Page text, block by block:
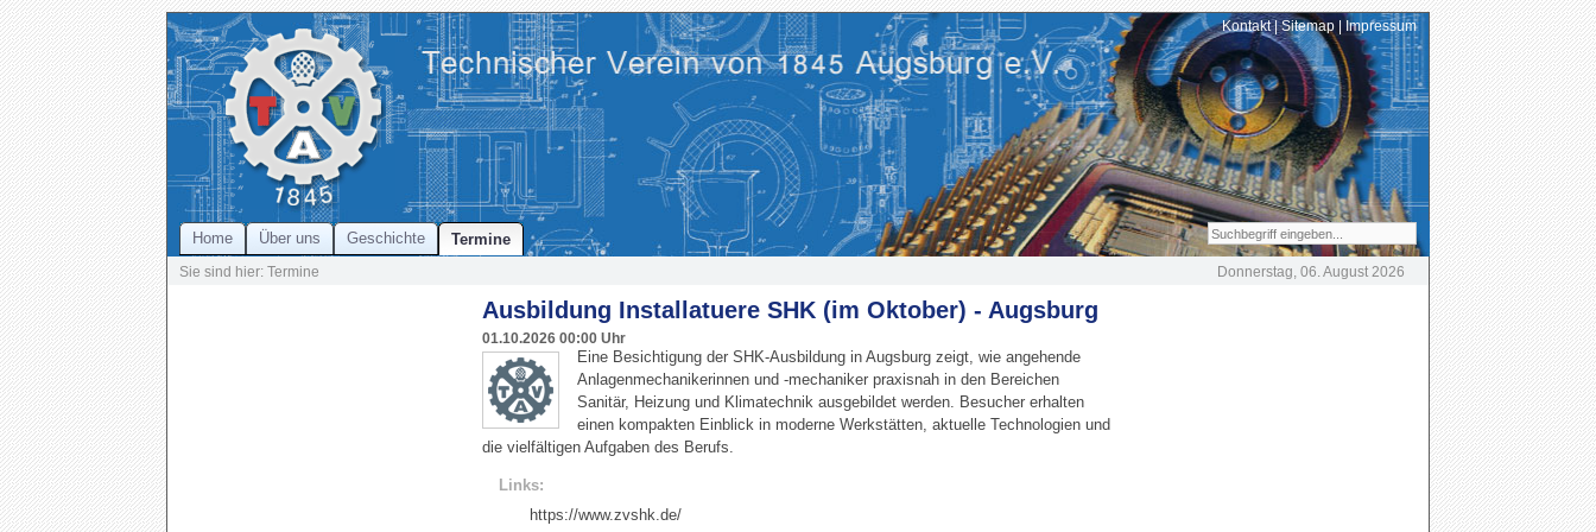
Kontakt|Sitemap Impressum
Home Über uns Geschichte Termine
Sie sind hier: Termine Donnerstag, 06. August 2026
Ausbildung Installatuere SHK (im Oktober) - Augsburg
01.10.2026 00:00 Uhr
Eine Besichtigung der SHK-Ausbildung in Augsburg zeigt, wie angehende
Anlagenmechanikerinnen und -mechaniker praxisnah in den Bereichen
Sanitär, Heizung und Klimatechnik ausgebildet werden. Besucher erhalten
einen kompakten Einblick in moderne Werkstätten, aktuelle Technologien und
die vielfältigen Aufgaben des Berufs.
Links:
https://www.zvshk.de/